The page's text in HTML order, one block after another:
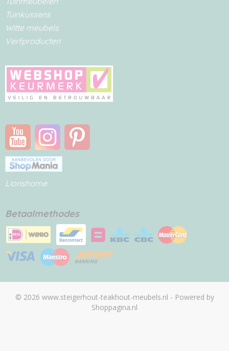
Tuinkussens
Witte meubels
Verfproducten
Lionshome
Betaalmethodes
© 2026 www.steigerhout-teakhout-meubels.nl - Powered by
Shoppagina.nl